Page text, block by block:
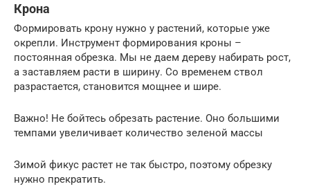
Крона
Формировать крону нужно у растений, которые уже
окрепли. Инструмент формирования кроны –
постоянная обрезка. Мы не даем дереву набирать рост,
а заставляем расти в ширину. Со временем ствол
разрастается, становится мощнее и шире.
Важно! Не бойтесь обрезать растение. Оно большими
темпами увеличивает количество зеленой массы
Зимой фикус растет не так быстро, поэтому обрезку
нужно прекратить.